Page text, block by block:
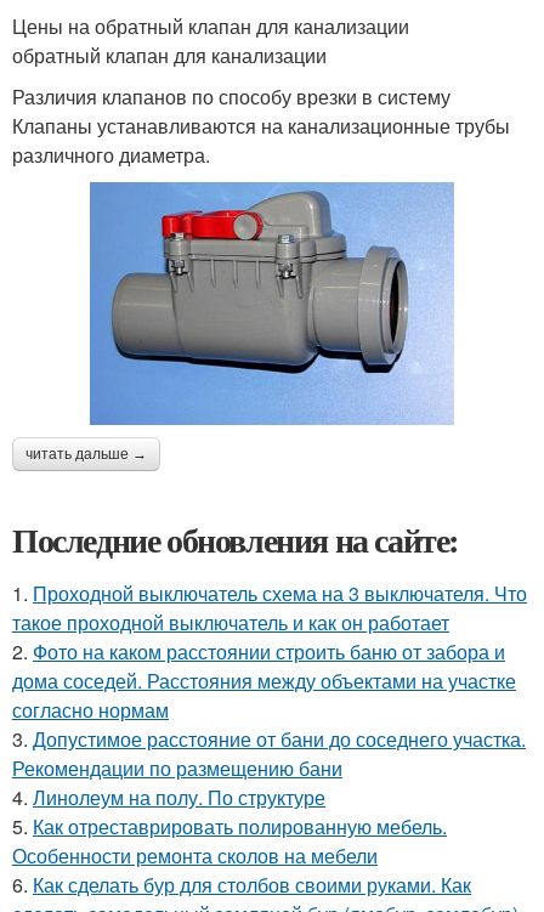
Цены на обратный клапан для канализации
обратный клапан для канализации
Различия клапанов по способу врезки в систему
Клапаны устанавливаются на канализационные трубы
различного диаметра.
читать дальше →
Последние обновления на сайте:
1. Проходной выключатель схема на 3 выключателя. Что
такое проходной выключатель и как он работает
2. Фото на каком расстоянии строить баню от забора и
дома соседей. Расстояния между объектами на участке
согласно нормам
3. Допустимое расстояние от бани до соседнего участка.
Рекомендации по размещению бани
4. Линолеум на полу. По структуре
5. Как отреставрировать полированную мебель.
Особенности ремонта сколов на мебели
6. Как сделать бур для столбов своими руками. Как